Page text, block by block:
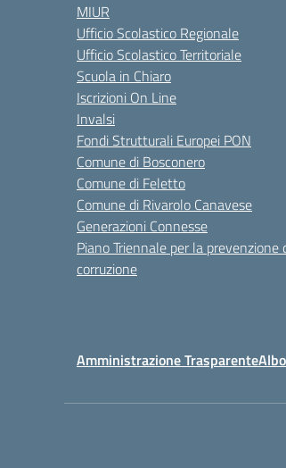
MIUR
Ufficio Scolastico Regionale
Ufficio Scolastico Territoriale
Scuola in Chiaro
Iscrizioni On Line
Invalsi
Fondi Strutturali Europei PON
Comune di Bosconero
Comune di Feletto
Comune di Rivarolo Canavese
Generazioni Connesse
Piano Triennale per la prevenzione
corruzione
Amministrazione Trasparente